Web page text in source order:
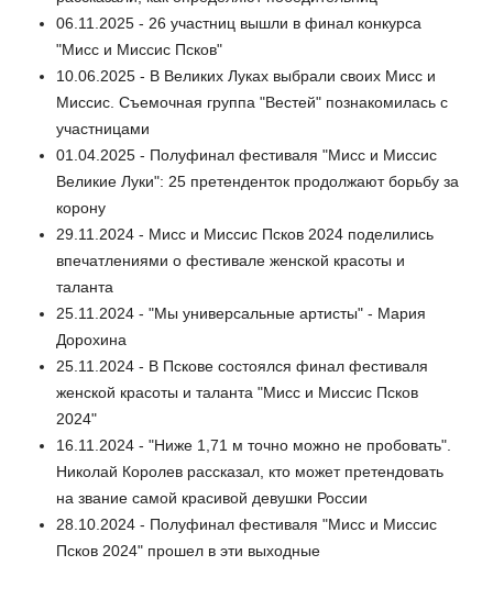
06.11.2025 - 26 участниц вышли в финал конкурса
"Мисс и Миссис Псков"
10.06.2025 - В Великих Луках выбрали своих Мисс и
Миссис. Съемочная группа "Вестей" познакомилась с
участницами
01.04.2025 - Полуфинал фестиваля "Мисс и Миссис
Великие Луки": 25 претенденток продолжают борьбу за
корону
29.11.2024 - Мисс и Миссис Псков 2024 поделились
впечатлениями о фестивале женской красоты и
таланта
25.11.2024 - "Мы универсальные артисты" - Мария
Дорохина
25.11.2024 - В Пскове состоялся финал фестиваля
женской красоты и таланта "Мисс и Миссис Псков
2024"
16.11.2024 - "Ниже 1,71 м точно можно не пробовать".
Николай Королев рассказал, кто может претендовать
на звание самой красивой девушки России
28.10.2024 - Полуфинал фестиваля "Мисс и Миссис
Псков 2024" прошел в эти выходные